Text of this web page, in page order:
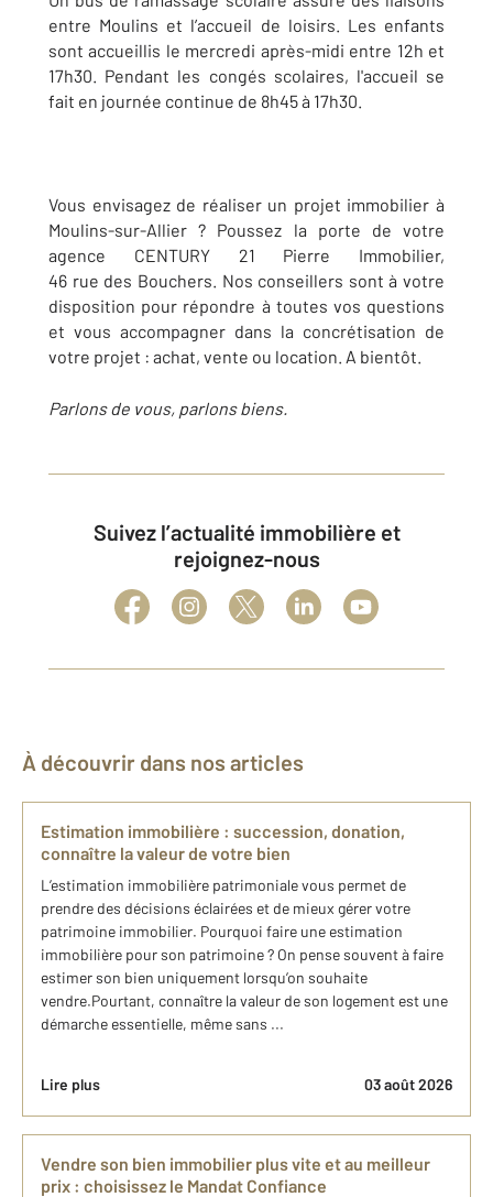
entre Moulins et l’accueil de loisirs. Les enfants
sont accueillis le mercredi après-midi entre 12h et
17h30. Pendant les congés scolaires, l'accueil se
fait en journée continue de 8h45 à 17h30.
Vous envisagez de réaliser un projet immobilier à
Moulins-sur-Allier ? Poussez la porte de votre
agence CENTURY 21 Pierre Immobilier,
46 rue des Bouchers. Nos conseillers sont à votre
disposition pour répondre à toutes vos questions
et vous accompagner dans la concrétisation de
votre projet : achat, vente ou location. A bientôt.
Parlons de vous, parlons biens.
Suivez l’actualité immobilière et
rejoignez-nous
À découvrir dans nos articles
Estimation immobilière : succession, donation,
connaître la valeur de votre bien
L’estimation immobilière patrimoniale vous permet de
prendre des décisions éclairées et de mieux gérer votre
patrimoine immobilier. Pourquoi faire une estimation
immobilière pour son patrimoine ? On pense souvent à faire
estimer son bien uniquement lorsqu’on souhaite
vendre.Pourtant, connaître la valeur de son logement est une
démarche essentielle, même sans ...
Lire plus 03 août 2026
Vendre son bien immobilier plus vite et au meilleur
prix : choisissez le Mandat Confiance